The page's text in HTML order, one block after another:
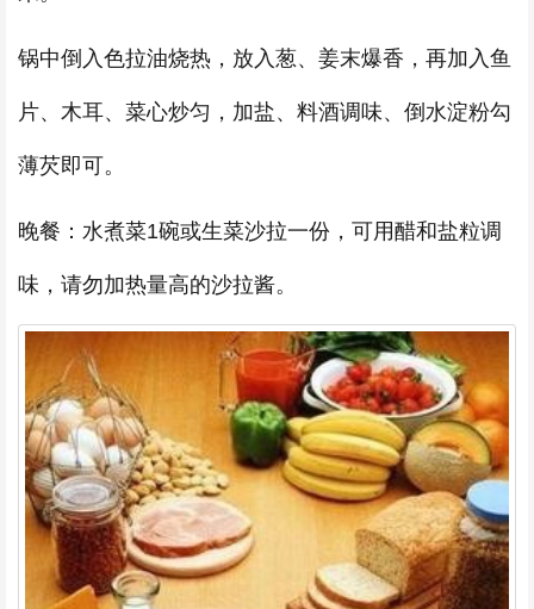
锅中倒入色拉油烧热，放入葱、姜末爆香，再加入鱼
片、木耳、菜心炒匀，加盐、料酒调味、倒水淀粉勾
薄芡即可。
晚餐：水煮菜1碗或生菜沙拉一份，可用醋和盐粒调
味，请勿加热量高的沙拉酱。